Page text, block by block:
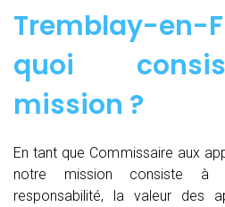
Tremblay-
quoi
mission ?
En tant que Commissaire aux
notre mission consiste à
responsabilité, la valeur des